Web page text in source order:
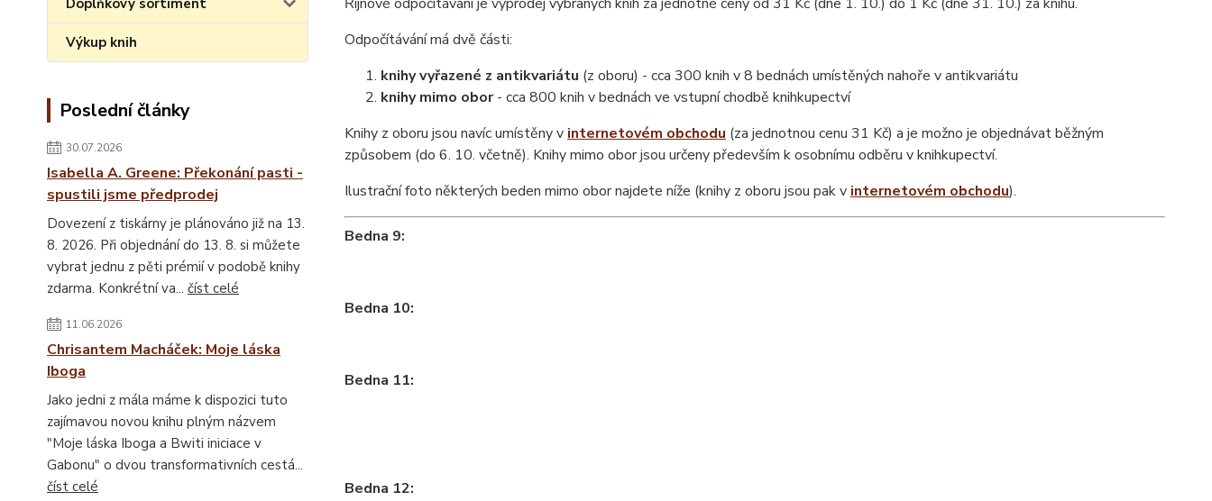
Doplňkový sortiment
Výkup knih
Poslední články
30.07.2026
Isabella A. Greene: Překonání pasti -
spustili jsme předprodej
Dovezení z tiskárny je plánováno již na 13.
8. 2026. Při objednání do 13. 8. si můžete
vybrat jednu z pěti prémií v podobě knihy
zdarma. Konkrétní va... číst celé
11.06.2026
Chrisantem Macháček: Moje láska
Iboga
Jako jedni z mála máme k dispozici tuto
zajímavou novou knihu plným názvem
"Moje láska Iboga a Bwiti iniciace v
Gabonu" o dvou transformativních cestá...
číst celé
Odpočítávání má dvě části:
knihy vyřazené z antikvariátu (z oboru) - cca 300 knih v 8 bednách umístěných nahoře v antikvariátu
knihy mimo obor- cca 800 knih v bednách ve vstupní chodbě knihkupectví
Knihy z oboru jsou navíc umístěny v internetovém obchodu (za jednotnou cenu 31 Kč) a je možno je objednávat běžným
způsobem (do 6. 10. včetně). Knihy mimo obor jsou určeny především k osobnímu odběru v knihkupectví.
Ilustrační foto některých beden mimo obor najdete níže (knihy z oboru jsou pak v internetovém obchodu).
Bedna 9:
Bedna 10:
Bedna 11:
Bedna 12: